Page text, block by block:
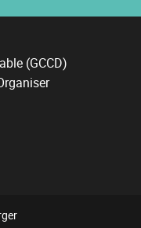
(GCCD)